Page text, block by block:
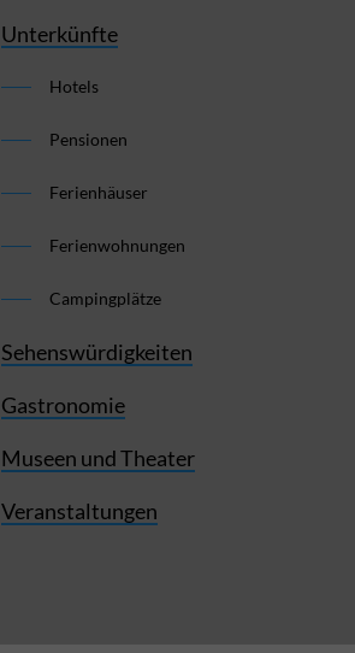
Unterkünfte
Hotels
Pensionen
Ferienhäuser
Ferienwohnungen
Campingplätze
Sehenswürdigkeiten
Gastronomie
Museen und Theater
Veranstaltungen